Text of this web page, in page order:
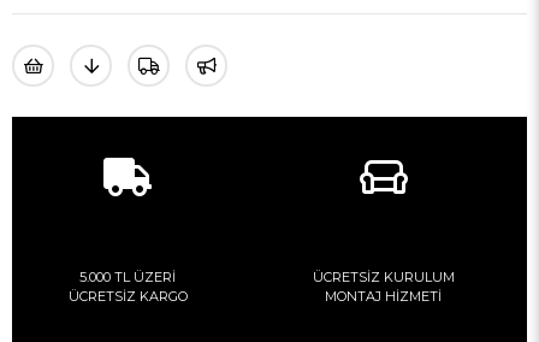
5.000 TL ÜZERİ
ÜCRETSİZ KARGO
ÜCRETSİZ KURULUM
MONTAJ HİZMETİ